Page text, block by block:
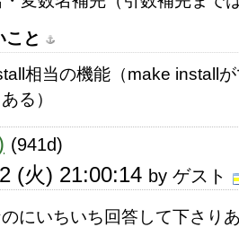
こと
相当の機能（make install
る）
(941d)
(火) 21:00:14 by ゲスト
にいちいち回答して下さり